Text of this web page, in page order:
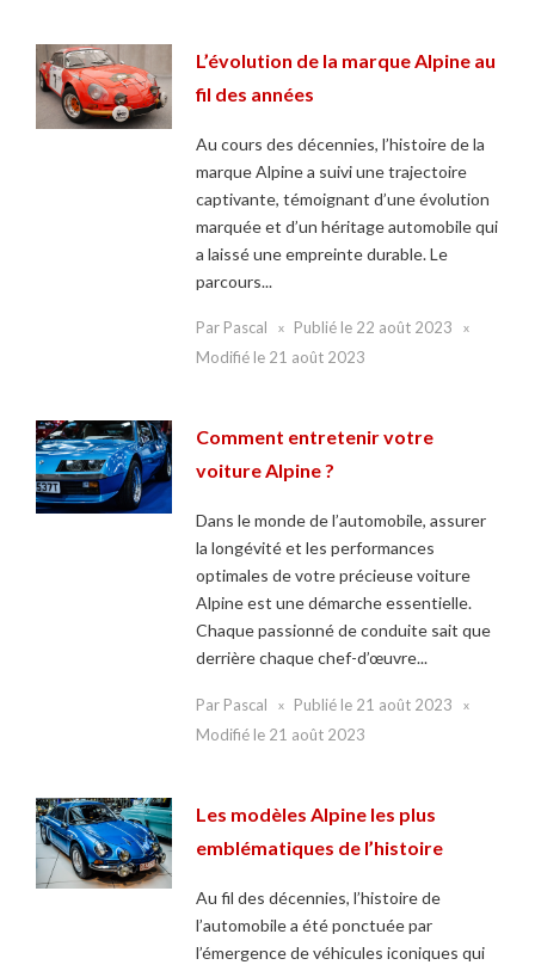
L’évolution de la marque Alpine au
fil des années
Au cours des décennies, l’histoire de la
marque Alpine a suivi une trajectoire
captivante, témoignant d’une évolution
marquée et d’un héritage automobile qui
a laissé une empreinte durable. Le
parcours...
Par Pascal Publié le 22 août 2023
Modifié le 21 août 2023
Comment entretenir votre
voiture Alpine ?
Dans le monde de l’automobile, assurer
la longévité et les performances
optimales de votre précieuse voiture
Alpine est une démarche essentielle.
Chaque passionné de conduite sait que
derrière chaque chef-d’œuvre...
Par Pascal Publié le 21 août 2023
Modifié le 21 août 2023
Les modèles Alpine les plus
emblématiques de l’histoire
Au fil des décennies, l’histoire de
l’automobile a été ponctuée par
l’émergence de véhicules iconiques qui